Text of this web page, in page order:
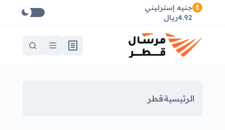
جنيه إسترليني
4.92ريال
الرئيسيةقطر